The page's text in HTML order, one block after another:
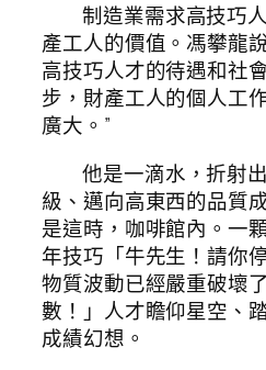
制造業需求高技巧
產工人的價值。馮攀龍
高技巧人才的待遇和社
步，財產工人的個人工
廣大。”
他是一滴水，折射
級、邁向高東西的品質
是這時，咖啡館內。一
年技巧「牛先生！請你
物質波動已經嚴重破壞
數！」人才瞻仰星空、
成績幻想。